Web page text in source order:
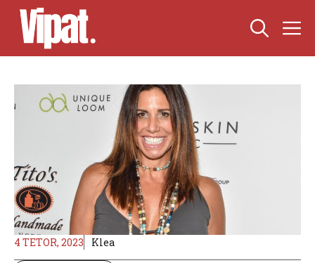
Skip
content
4 TETOR, 2023 Klea